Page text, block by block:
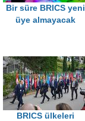
Bir süre BRICS yeni
üye almayacak
BRICS ülkeleri